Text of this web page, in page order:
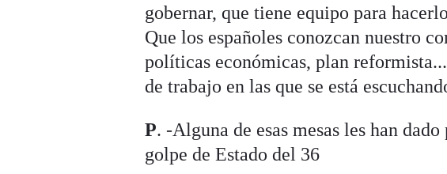
gobernar, que tiene equipo para
Que los españoles conozcan nuestro
políticas económicas, plan
de trabajo en las que se está
P. -Alguna de esas mesas les han
golpe de Estado del 36